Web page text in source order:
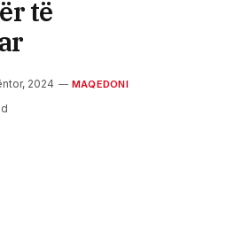
të
2024 MAQEDONI